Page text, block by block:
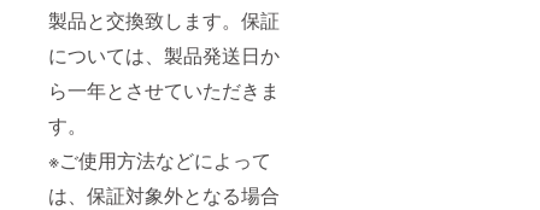
製品と交換致します。保証
については、製品発送日か
ら一年とさせていただきま
す。
※ご使用方法などによって
は、保証対象外となる場合